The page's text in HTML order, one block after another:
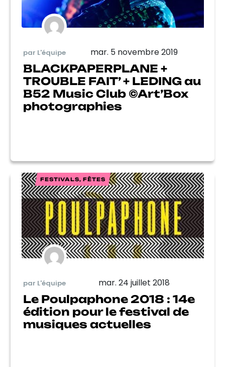
par L'équipe mar. 5 novembre 2019
BLACKPAPERPLANE +
TROUBLE FAIT’ + LEDING au
B52 Music Club ©Art’Box
photographies
FESTIVALS, FÊTES
par L'équipe mar. 24 juillet 2018
Le Poulpaphone 2018 : 14e
édition pour le festival de
musiques actuelles